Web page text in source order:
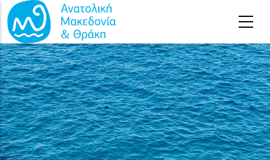
Παράκαμψη προς το κυρίως περιεχόμενο